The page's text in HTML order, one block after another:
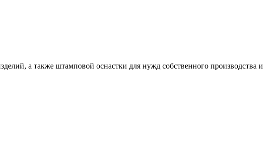
а также штамповой оснастки для нужд собственного производства и